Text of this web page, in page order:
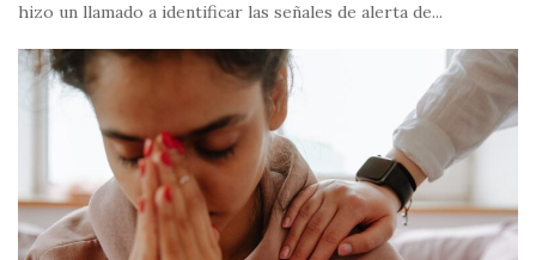
hizo un llamado a identificar las señales de alerta de...